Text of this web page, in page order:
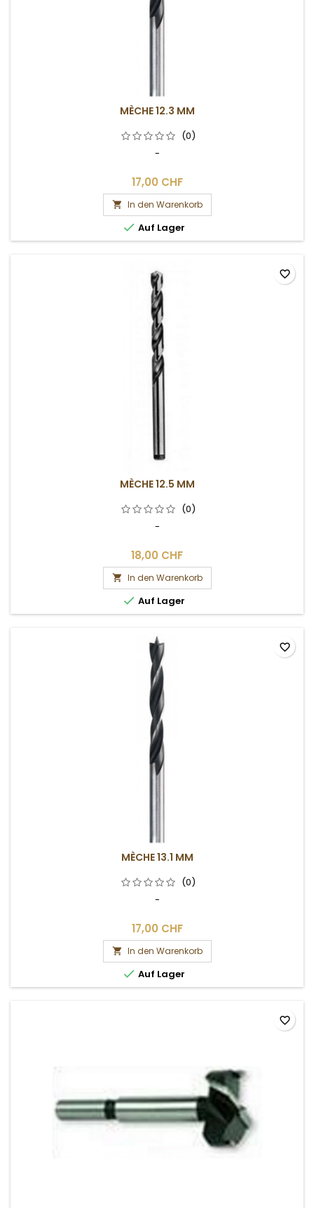
MÈCHE 12.3 MM
(0)
-
17,00 CHF
 In den Warenkorb
 Auf Lager
MÈCHE 12.5 MM
(0)
-
18,00 CHF
 In den Warenkorb
 Auf Lager
favorite_border
MÈCHE 13.1 MM
(0)
-
17,00 CHF
 In den Warenkorb
 Auf Lager
favorite_border
favorite_border